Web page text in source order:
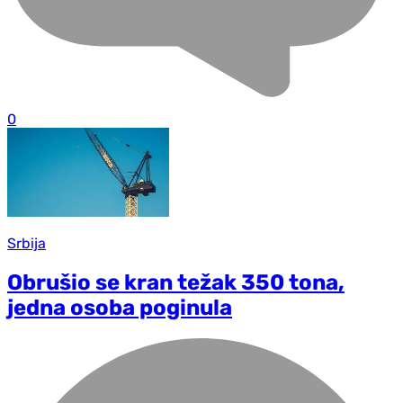
0
Srbija
Obrušio se kran težak 350 tona,
jedna osoba poginula